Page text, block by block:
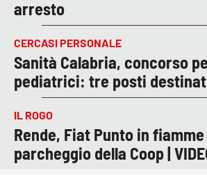
arresto
CERCASI PERSONALE
Sanità Calabria, concorso
pediatrici: tre posti
IL ROGO
Rende, Fiat Punto in
parcheggio della Coop |